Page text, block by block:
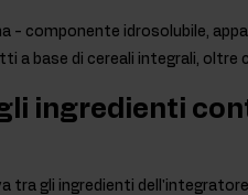
- componente idrosolubile,
a base di cereali integrali, oltre
ingredienti
tra gli ingredienti